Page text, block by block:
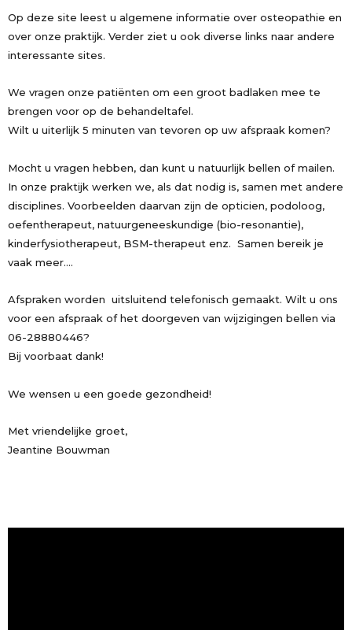
Op deze site leest u algemene informatie over osteopathie en
over onze praktijk. Verder ziet u ook diverse links naar andere
interessante sites.
We vragen onze patiënten om een groot badlaken mee te
brengen voor op de behandeltafel.
Wilt u uiterlijk 5 minuten van tevoren op uw afspraak komen?
Mocht u vragen hebben, dan kunt u natuurlijk bellen of mailen.
In onze praktijk werken we, als dat nodig is, samen met andere
disciplines. Voorbeelden daarvan zijn de opticien, podoloog,
oefentherapeut, natuurgeneeskundige (bio-resonantie),
kinderfysiotherapeut, BSM-therapeut enz. Samen bereik je
vaak meer….
Afspraken worden uitsluitend telefonisch gemaakt. Wilt u ons
voor een afspraak of het doorgeven van wijzigingen bellen via
06-28880446?
Bij voorbaat dank!
We wensen u een goede gezondheid!
Met vriendelijke groet,
Jeantine Bouwman